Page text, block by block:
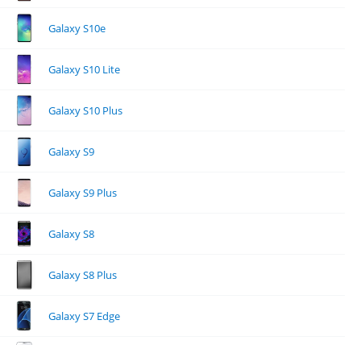
Galaxy S10e
Galaxy S10 Lite
Galaxy S10 Plus
Galaxy S9
Galaxy S9 Plus
Galaxy S8
Galaxy S8 Plus
Galaxy S7 Edge